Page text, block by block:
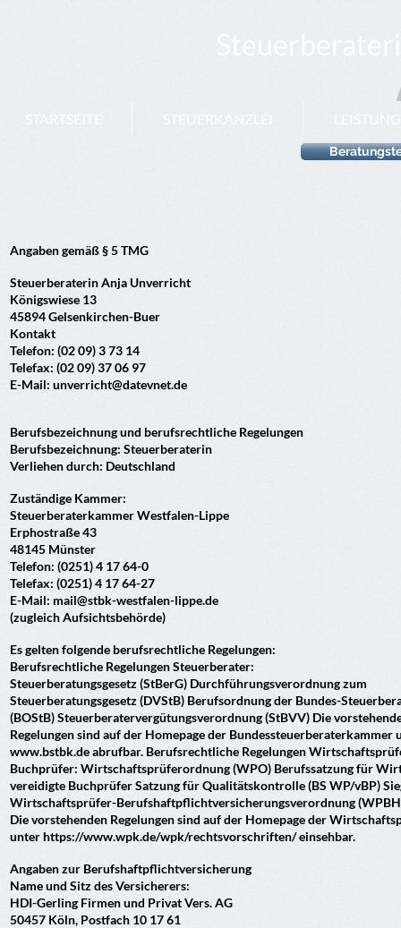
Steuerberaterin
STARTSEITE STEUERKANZLEI
Angaben gemäß § 5 TMG
Steuerberaterin Anja Unverricht
Königswiese 13
45894 Gelsenkirchen-Buer
Kontakt
Telefon: (02 09) 3 73 14
Telefax: (02 09) 37 06 97
E-Mail: unverricht@datevnet.de
Berufsbezeichnung und berufsrechtliche Regelungen
Berufsbezeichnung: Steuerberaterin
Verliehen durch: Deutschland
Zuständige Kammer:
Steuerberaterkammer Westfalen-Lippe
Erphostraße 43
48145 Münster
Telefon: (0251) 4 17 64-0
Telefax: (0251) 4 17 64-27
E-Mail: mail@stbk-westfalen-lippe.de
(zugleich Aufsichtsbehörde)
Es gelten folgende berufsrechtliche Regelungen:
Berufsrechtliche Regelungen Steuerberater:
Steuerberatungsgesetz (StBerG) Durchführungsverordnung zum
Steuerberatungsgesetz (DVStB) Berufsordnung der Bundes-
(BOStB) Steuerberatervergütungsverordnung (StBVV) Die
Regelungen sind auf der Homepage der Bundessteuerberaterkammer
www.bstbk.de abrufbar. Berufsrechtliche Regelungen
Buchprüfer: Wirtschaftsprüferordnung (WPO) Berufssatzung für
vereidigte Buchprüfer Satzung für Qualitätskontrolle (BS WP/vBP)
Wirtschaftsprüfer-Berufshaftpflichtversicherungsverordnung
Die vorstehenden Regelungen sind auf der Homepage der
unter https://www.wpk.de/wpk/rechtsvorschriften/ einsehbar.
Angaben zur Berufshaftpflichtversicherung
Name und Sitz des Versicherers:
HDI-Gerling Firmen und Privat Vers. AG
50457 Köln, Postfach 10 17 61